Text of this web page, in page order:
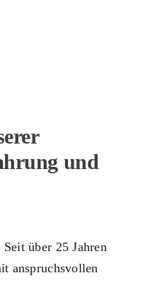
und
Seit über 25 Jahren
anspruchsvollen